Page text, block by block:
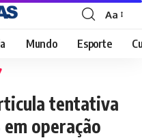
Font
Resizer
Aa
Mundo Esporte
tentativa
operação